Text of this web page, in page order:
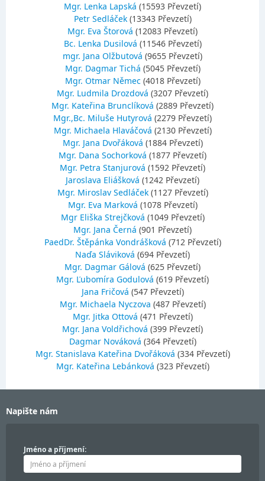
Mgr. Lenka Lapská (15593 Převzetí)
Petr Sedláček (13343 Převzetí)
Mgr. Eva Štorová (12083 Převzetí)
Bc. Lenka Dusilová (11546 Převzetí)
mgr. Jana Olžbutová (9655 Převzetí)
Mgr. Dagmar Tichá (5045 Převzetí)
Mgr. Otmar Němec (4018 Převzetí)
Mgr. Ludmila Drozdová (3207 Převzetí)
Mgr. Kateřina Brunclíková (2889 Převzetí)
Mgr.,Bc. Miluše Hutyrová (2279 Převzetí)
Mgr. Michaela Hlaváčová (2130 Převzetí)
Mgr. Jana Dvořáková (1884 Převzetí)
Mgr. Dana Sochorková (1877 Převzetí)
Mgr. Petra Stanjurová (1592 Převzetí)
Jaroslava Eliášková (1242 Převzetí)
Mgr. Miroslav Sedláček (1127 Převzetí)
Mgr. Eva Marková (1078 Převzetí)
Mgr Eliška Strejčková (1049 Převzetí)
Mgr. Jana Černá (901 Převzetí)
PaedDr. Štěpánka Vondrášková (712 Převzetí)
Naďa Sláviková (694 Převzetí)
Mgr. Dagmar Gálová (625 Převzetí)
Mgr. Ľubomíra Godulová (619 Převzetí)
Jana Fričová (547 Převzetí)
Mgr. Michaela Nyczova (487 Převzetí)
Mgr. Jitka Ottová (471 Převzetí)
Mgr. Jana Voldřichová (399 Převzetí)
Dagmar Nováková (364 Převzetí)
Mgr. Stanislava Kateřina Dvořáková (334 Převzetí)
Mgr. Kateřina Lebánková (323 Převzetí)
Napište nám
Jméno a příjmení: